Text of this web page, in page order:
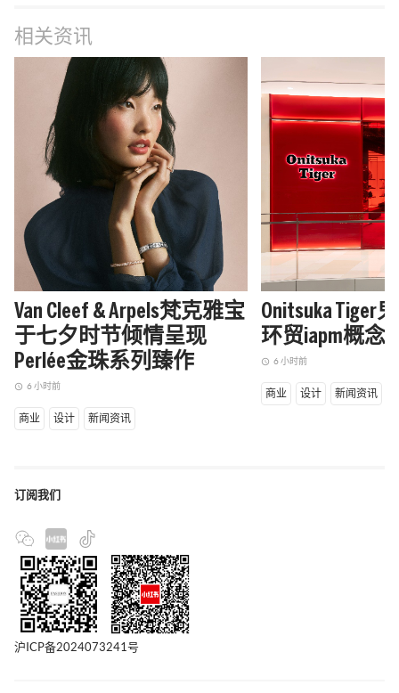
相关资讯
Van Cleef & Arpels梵克雅宝
于七夕时节倾情呈现
Perlée金珠系列臻作
access_time 6 小时前
商业 设计 新闻资讯
Onitsuka Tiger
环贸iapm概念
access_time 6 小时前
商业 设计 新闻资讯
订阅我们
沪ICP备2024073241号